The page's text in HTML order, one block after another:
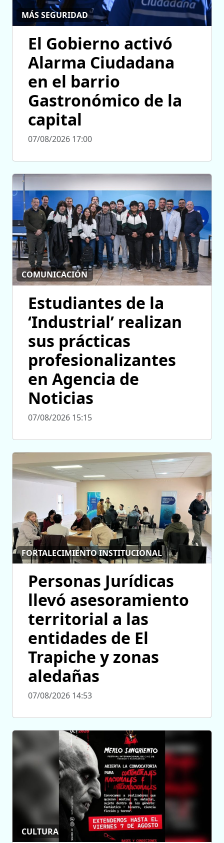
MÁS SEGURIDAD
El Gobierno activó
Alarma Ciudadana
en el barrio
Gastronómico de la
capital
07/08/2026 17:00
COMUNICACIÓN
Estudiantes de la
‘Industrial’ realizan
sus prácticas
profesionalizantes
en Agencia de
Noticias
07/08/2026 15:15
FORTALECIMIENTO INSTITUCIONAL
Personas Jurídicas
llevó asesoramiento
territorial a las
entidades de El
Trapiche y zonas
aledañas
07/08/2026 14:53
CULTURA